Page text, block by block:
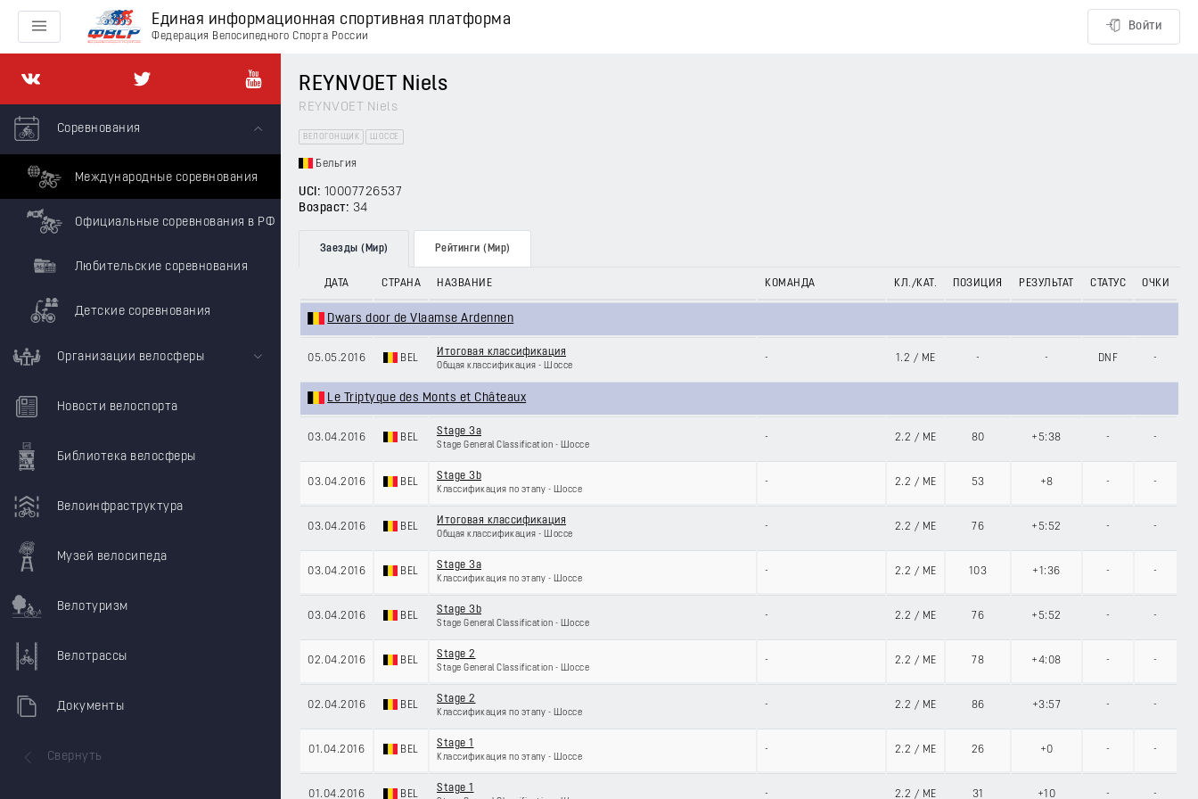
Единая информационная спортивная платформа
Федерация Велосипедного Спорта России
Войти
Соревнования
Международные соревнования
Официальные соревнования в РФ
Любительские соревнования
Детские соревнования
Организации велосферы
Новости велоспорта
Библиотека велосферы
Велоинфраструктура
Музей велосипеда
Велотуризм
Велотрассы
Документы
Свернуть
REYNVOET Niels
REYNVOET Niels
ВЕЛОГОНЩИК ШОССЕ
Бельгия
UCI: 10007726537
Возраст: 34
Заезды (Мир) Рейтинги (Мир)
ДАТА СТРАНА НАЗВАНИЕ КОМАНДА КЛ./КАТ. ПОЗИЦИЯ РЕЗУЛЬТАТ СТАТУС ОЧКИ
Dwars door de Vlaamse Ardennen
05.05.2016 BEL
Итоговая классификация
Общая классификация - Шоссе
- 1.2 / ME - - DNF -
Le Triptyque des Monts et Châteaux
03.04.2016 BEL
Stage 3a
Stage General Classification - Шоссе
- 2.2 / ME 80 +5:38 - -
03.04.2016 BEL
Stage 3b
Классификация по этапу - Шоссе
- 2.2 / ME 53 +8 - -
03.04.2016 BEL
Итоговая классификация
Общая классификация - Шоссе
- 2.2 / ME 76 +5:52 - -
03.04.2016 BEL
Stage 3a
Классификация по этапу - Шоссе
- 2.2 / ME 103 +1:36 - -
03.04.2016 BEL
Stage 3b
Stage General Classification - Шоссе
- 2.2 / ME 76 +5:52 - -
02.04.2016 BEL
Stage 2
Stage General Classification - Шоссе
- 2.2 / ME 78 +4:08 - -
02.04.2016 BEL
Stage 2
Классификация по этапу - Шоссе
- 2.2 / ME 86 +3:57 - -
01.04.2016 BEL
Stage 1
Классификация по этапу - Шоссе
- 2.2 / ME 26 +0 - -
01.04.2016 BEL
Stage 1
- 2.2 / ME 31 +10 - -